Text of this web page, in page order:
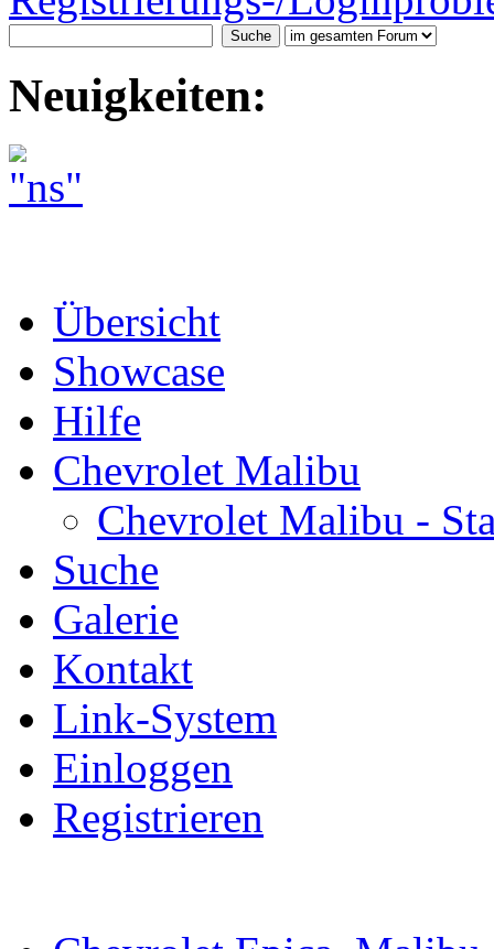
Neuigkeiten:
Übersicht
Showcase
Hilfe
Chevrolet Malibu
Chevrolet Malibu -
Suche
Galerie
Kontakt
Link-System
Einloggen
Registrieren